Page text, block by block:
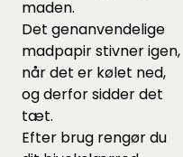
maden.
Det genanvendelige
madpapir stivner igen,
når det er kølet ned,
og derfor sidder det
tæt.
Efter brug rengør du